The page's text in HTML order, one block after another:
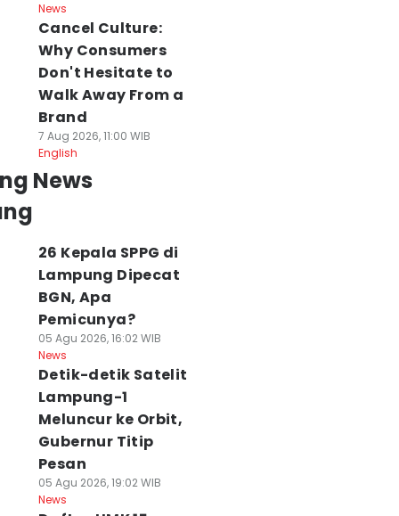
News
Cancel Culture:
Why Consumers
Don't Hesitate to
Walk Away From a
Brand
7 Aug 2026, 11:00 WIB
English
News
26 Kepala SPPG di
Lampung Dipecat
BGN, Apa
Pemicunya?
05 Agu 2026, 16:02 WIB
News
Detik-detik Satelit
Lampung-1
Meluncur ke Orbit,
Gubernur Titip
Pesan
05 Agu 2026, 19:02 WIB
News